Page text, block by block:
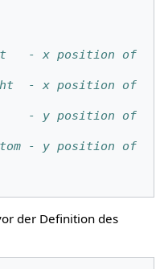
der Definition des